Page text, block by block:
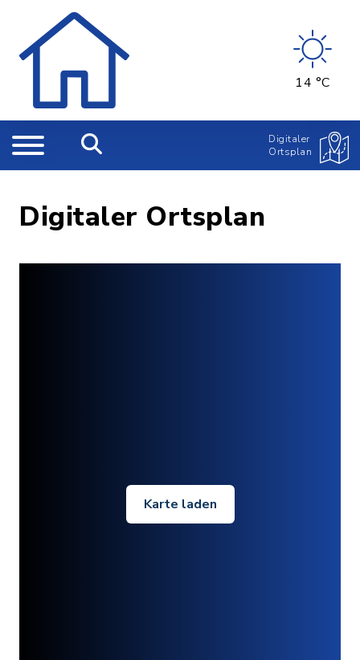
14 °C
Digitaler
Ortsplan
Digitaler Ortsplan
Karte laden